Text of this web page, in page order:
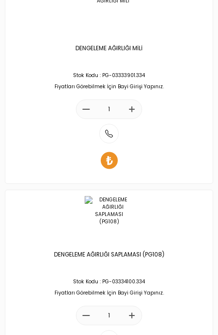
DENGELEME AĞIRLIĞI MİLİ
Stok Kodu : PG-03333901.334
Fiyatları Görebilmek İçin Bayi Girişi Yapınız.
DENGELEME AĞIRLIĞI SAPLAMASI (PG108)
Stok Kodu : PG-03334100.334
Fiyatları Görebilmek İçin Bayi Girişi Yapınız.